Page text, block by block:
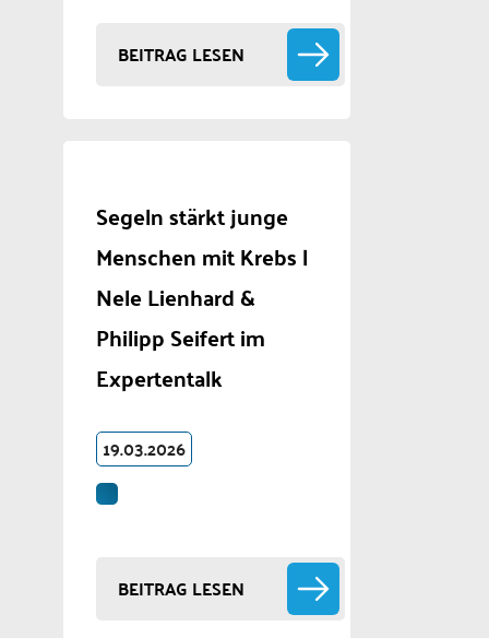
BEITRAG LESEN
Segeln stärkt junge
Menschen mit Krebs |
Nele Lienhard &
Philipp Seifert im
Expertentalk
19.03.2026
BEITRAG LESEN